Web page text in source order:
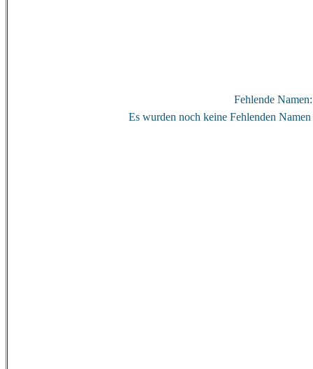
Fehlende Namen:
Es wurden noch keine Fehlenden Namen